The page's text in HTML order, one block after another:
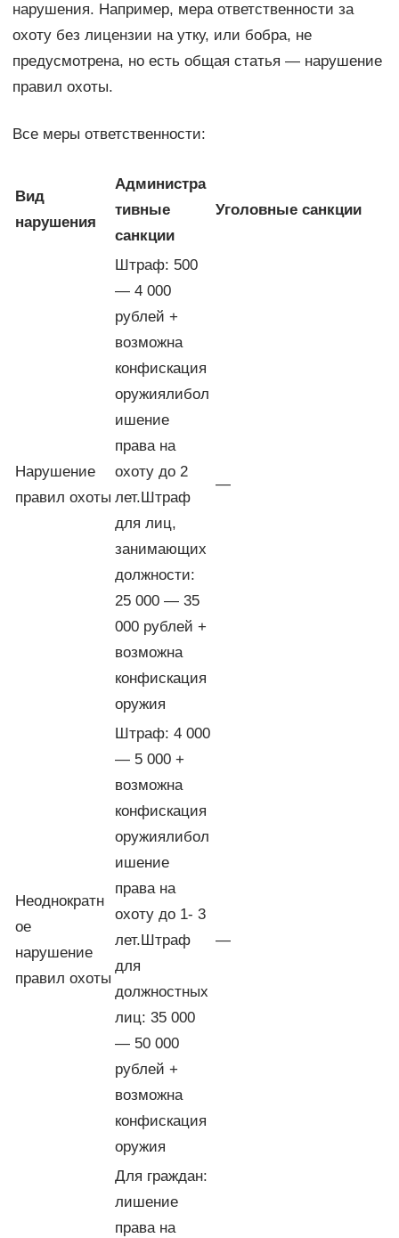
нарушения. Например, мера ответственности за
охоту без лицензии на утку, или бобра, не
предусмотрена, но есть общая статья — нарушение
правил охоты.
Все меры ответственности:
Вид
нарушения
Администра
тивные
санкции
Уголовные санкции
Нарушение
правил охоты
Штраф: 500
— 4 000
рублей +
возможна
конфискация
оружиялибол
ишение
права на
охоту до 2
лет.Штраф
для лиц,
занимающих
должности:
25 000 — 35
000 рублей +
возможна
конфискация
оружия
—
Неоднократн
ое
нарушение
правил охоты
Штраф: 4 000
— 5 000 +
возможна
конфискация
оружиялибол
ишение
права на
охоту до 1- 3
лет.Штраф
для
должностных
лиц: 35 000
— 50 000
рублей +
возможна
конфискация
оружия
—
Для граждан:
лишение
права на